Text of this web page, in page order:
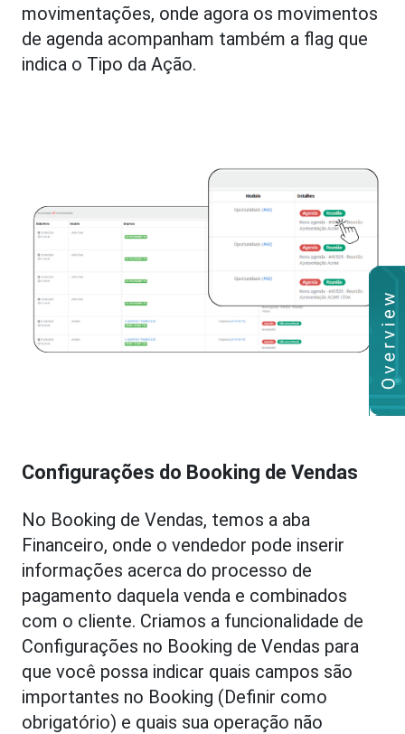
movimentações, onde agora os movimentos
de agenda acompanham também a flag que
indica o Tipo da Ação.
Configurações do Booking de Vendas
No Booking de Vendas, temos a aba
Financeiro, onde o vendedor pode inserir
informações acerca do processo de
pagamento daquela venda e combinados
com o cliente. Criamos a funcionalidade de
Configurações no Booking de Vendas para
que você possa indicar quais campos são
importantes no Booking (Definir como
obrigatório) e quais sua operação não